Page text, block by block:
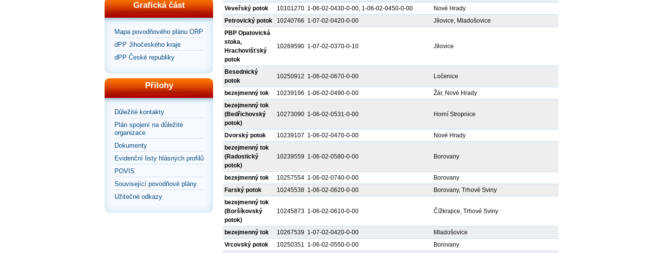
Grafická část
Mapa povodňového plánu ORP
dPP Jihočeského kraje
dPP České republiky
Přílohy
Důležité kontakty
Plán spojení na důležité
organizace
Dokumenty
Evidenční listy hlásných profilů
POVIS
Související povodňové plány
Užitečné odkazy
Veveřský potok
10101270 1-06-02-0430-0-00, 1-06-02-0450-0-00
Nové Hrady
Petrovický potok
10240766 1-07-02-0420-0-00
Jílovice, Mladošovice
PBP Opatovická
stoka,
Hrachovišťský
potok
10269590 1-07-02-0370-0-10 Jílovice
Besednický
potok
10250912 1-06-02-0670-0-00 Ločenice
bezejmenný tok 10239196 1-06-02-0490-0-00
Žár, Nové Hrady
bezejmenný tok
(Bedřichovský
potok)
10273090 1-06-02-0531-0-00 Horní Stropnice
Dvorský potok 10239107 1-06-02-0470-0-00
Nové Hrady
bezejmenný tok
(Radostický
potok)
10239559 1-06-02-0580-0-00 Borovany
bezejmenný tok 10257554 1-06-02-0740-0-00
Borovany
Farský potok
10245538 1-06-02-0620-0-00
Borovany, Trhové Sviny
bezejmenný tok
(Boršíkovský
potok)
10245873 1-06-02-0610-0-00 Čížkrajice, Trhové Sviny
bezejmenný tok 10267539 1-07-02-0420-0-00
Mladošovice
Vrcovský potok
10250351 1-06-02-0550-0-00
Borovany